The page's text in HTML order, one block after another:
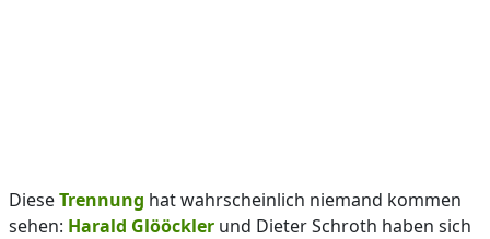
DieseTrennung hat wahrscheinlich niemand kommen
sehen: Harald Glööckler und Dieter Schroth haben sich